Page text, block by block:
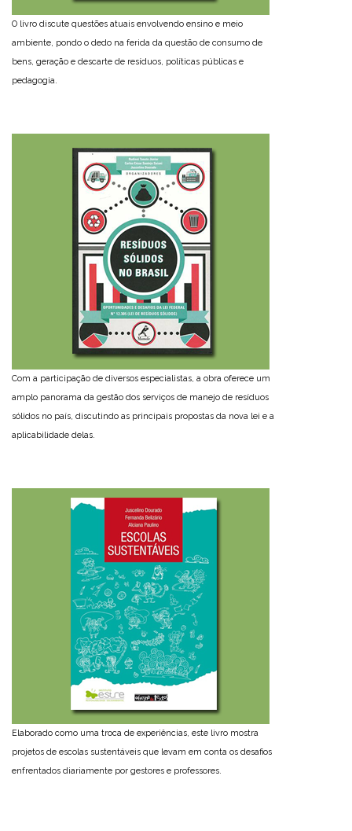
O livro discute questões atuais envolvendo ensino e meio
ambiente, pondo o dedo na ferida da questão de consumo de
bens, geração e descarte de resíduos, políticas públicas e
pedagogia.
Com a participação de diversos especialistas, a obra oferece um
amplo panorama da gestão dos serviços de manejo de resíduos
sólidos no país, discutindo as principais propostas da nova lei e a
aplicabilidade delas.
Elaborado como uma troca de experiências, este livro mostra
projetos de escolas sustentáveis que levam em conta os desafios
enfrentados diariamente por gestores e professores.